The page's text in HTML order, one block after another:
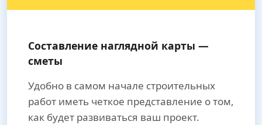
Составление наглядной карты —
сметы
Удобно в самом начале строительных
работ иметь четкое представление о том,
как будет развиваться ваш проект.